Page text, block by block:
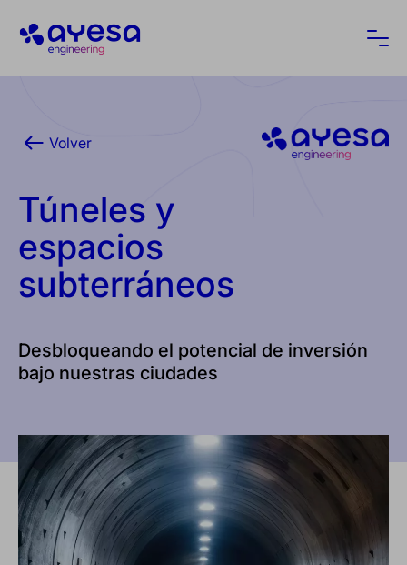
Ayesa
Volver
Túneles y
espacios
subterráneos
Desbloqueando el potencial de inversión
bajo nuestras ciudades